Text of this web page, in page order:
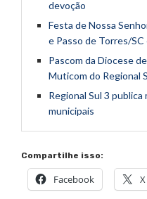
devoção
Festa de Nossa
e Passo de Torres/SC
Pascom da Diocese
Muticom do Regional
Regional Sul 3
municipais
Compartilhe isso:
Facebook X